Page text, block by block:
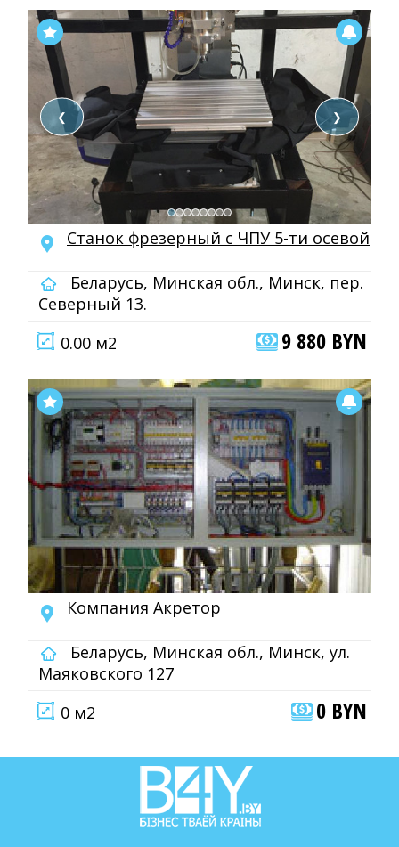
❮ ❯
Станок фрезерный с ЧПУ 5-ти осевой
Беларусь, Минская обл., Минск, пер.
Северный 13.
0.00 м2
9 880 BYN
Компания Акретор
Беларусь, Минская обл., Минск, ул.
Маяковского 127
0 м2
0 BYN